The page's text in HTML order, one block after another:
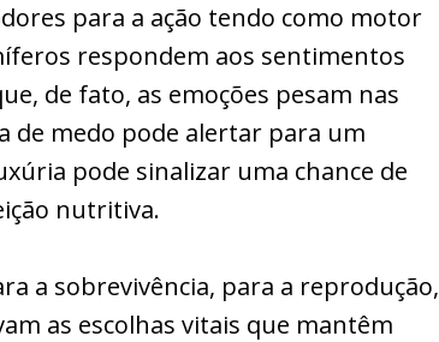
para a ação tendo como motor
respondem aos sentimentos
de fato, as emoções pesam nas
de medo pode alertar para um
pode sinalizar uma chance de
nutritiva.
a sobrevivência, para a reprodução,
as escolhas vitais que mantêm